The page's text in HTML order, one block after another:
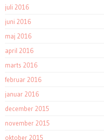
juli 2016
juni 2016
maj 2016
april 2016
marts 2016
februar 2016
januar 2016
december 2015
november 2015
oktober 2015